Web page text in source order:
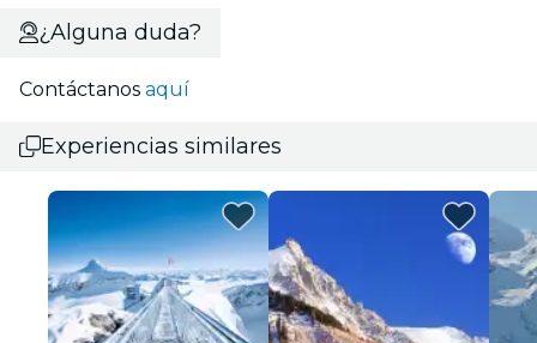
¿Alguna duda?
Contáctanos aquí
Experiencias similares